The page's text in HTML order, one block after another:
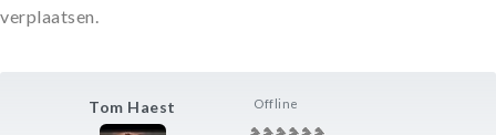
Tom Haest Offline
verplaatsen.